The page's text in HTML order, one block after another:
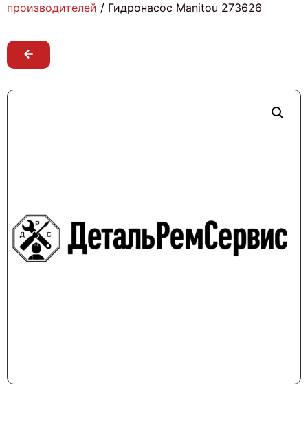
производителей / Гидронасос Manitou 273626